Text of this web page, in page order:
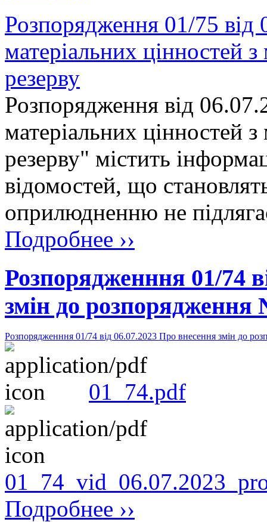
Розпорядження 01/75 від
матеріальних цінностей
резерву
Розпорядження від
матеріальних цінностей
резерву" містить
відомостей, що
оприлюдненню не
Подробнее ››
Розпорядженння 01/74
змін до розпорядження
Розпорядженння 01/74 від 06.07.2023 Про внесення змін до
01_74.pdf
Подробнее ››